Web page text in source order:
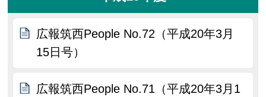
広報筑西People No.72（平成20年3月
15日号）
広報筑西People No.71（平成20年3月1